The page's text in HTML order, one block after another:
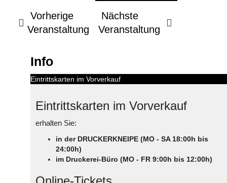
Vorherige
Veranstaltung
Nächste
Veranstaltung
Info
Eintrittskarten im Vorverkauf
Eintrittskarten im Vorverkauf
erhalten Sie:
in der DRUCKERKNEIPE (MO - SA 18:00h bis
24:00h)
im Druckerei-Büro (MO - FR 9:00h bis 12:00h)